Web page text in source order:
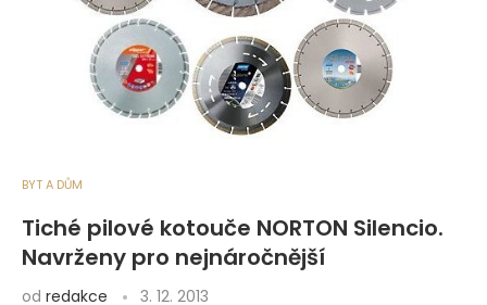
BYT A DŮM
Tiché pilové kotouče NORTON Silencio.
Navrženy pro nejnáročnější
od redakce 3. 12. 2013